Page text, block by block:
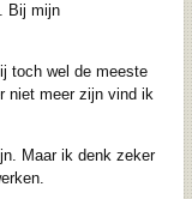
Bij mijn
wel de meeste
niet meer zijn vind ik
Maar ik denk zeker